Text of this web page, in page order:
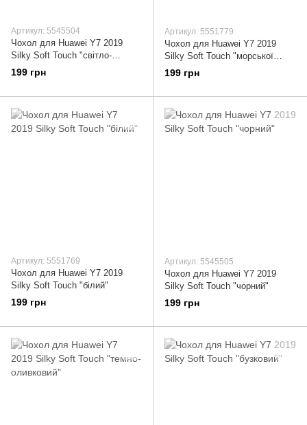
Артикул: 5545504
Чохол для Huawei Y7 2019
Silky Soft Touch "світло-
рожевий"
199 грн
Артикул: 5551779
Чохол для Huawei Y7 2019
Silky Soft Touch "морської
хвилі"
199 грн
Артикул: 5551769
Чохол для Huawei Y7 2019
Silky Soft Touch "білий"
199 грн
Артикул: 5545505
Чохол для Huawei Y7 2019
Silky Soft Touch "чорний"
199 грн